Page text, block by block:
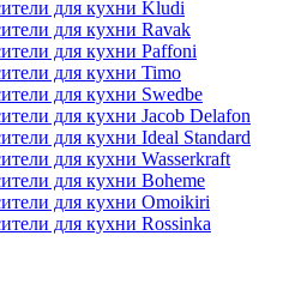
для кухни Kludi
для кухни Ravak
для кухни Paffoni
для кухни Timo
для кухни Swedbe
для кухни Jacob Delafon
для кухни Ideal Standard
для кухни Wasserkraft
для кухни Boheme
для кухни Omoikiri
для кухни Rossinka